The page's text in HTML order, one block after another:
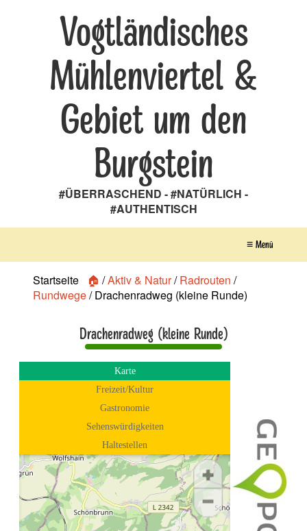
Vogtländisches
Mühlenviertel &
Gebiet um den
Burgstein
#ÜBERRASCHEND - #NATÜRLICH -
#AUTHENTISCH
≡ Menü
Startseite 🏠 /Aktiv & Natur/ Radrouten /
Rundwege/ Drachenradweg (kleine Runde)
Drachenradweg (kleine Runde)